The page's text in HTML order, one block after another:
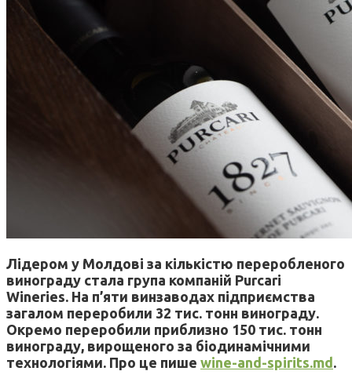
Лідером у Молдові за кількістю переробленого
винограду стала група компаній Purcari
Wineries. На п’яти винзаводах підприємства
загалом переробили 32 тис. тонн винограду.
Окремо переробили приблизно 150 тис. тонн
винограду, вирощеного за біодинамічними
технологіями. Про це пише wine-and-spirits.md.